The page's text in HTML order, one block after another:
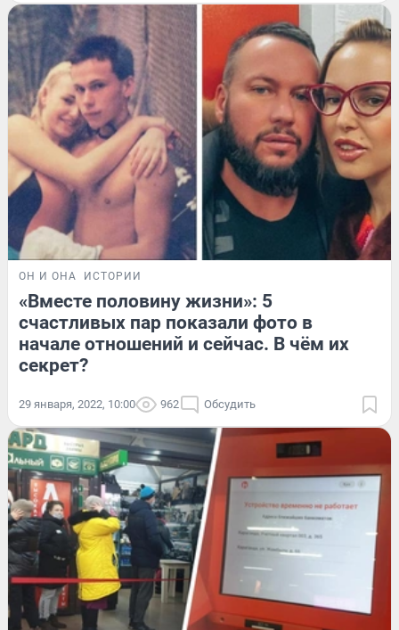
ОН И ОНА ИСТОРИИ
«Вместе половину жизни»: 5
счастливых пар показали фото в
начале отношений и сейчас. В чём их
секрет?
29 января, 2022, 10:00 962 Обсудить